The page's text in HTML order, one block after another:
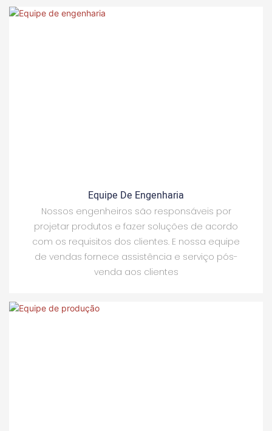
Equipe De Engenharia
Nossos engenheiros são responsáveis ​​por
projetar produtos e fazer soluções de acordo
com os requisitos dos clientes. E nossa equipe
de vendas fornece assistência e serviço pós-
venda aos clientes